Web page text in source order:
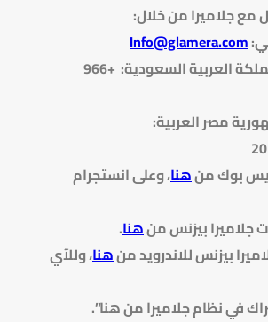
مع جلاميرا من خلال:
:
Info@glamera.com
الهاتف في المملكة العربية السعودية: +966
مصر العربية:
بوك منهنا، وعلى انستجرام
جلاميرا بيزنس منهنا.
بيزنس للاندرويد منهنا، وللآي
في نظام جلاميرا من هنا”.